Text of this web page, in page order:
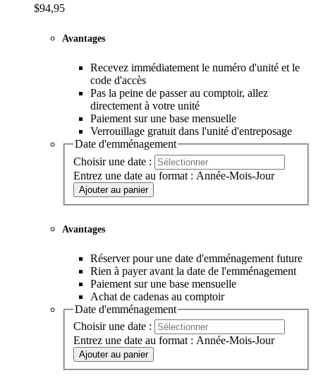
$94,95
Avantages
Recevez immédiatement le numéro d'unité et le
code d'accès
Pas la peine de passer au comptoir, allez
directement à votre unité
Paiement sur une base mensuelle
Verrouillage gratuit dans l'unité d'entreposage
Date d'emménagement
Choisir une date :
Entrez une date au format : Année-Mois-Jour
Ajouter au panier
Avantages
Réserver pour une date d'emménagement future
Rien à payer avant la date de l'emménagement
Paiement sur une base mensuelle
Achat de cadenas au comptoir
Date d'emménagement
Choisir une date :
Entrez une date au format : Année-Mois-Jour
Ajouter au panier